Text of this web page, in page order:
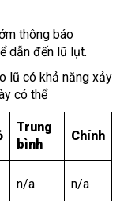
thông báo
dẫn đến lũ lụt.
lũ có khả năng xảy
có thể
Trung
bình
Chính
n/a n/a